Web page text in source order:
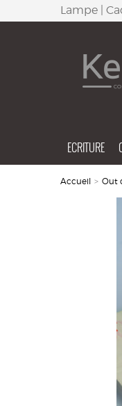
Lampe |
ECRITURE
Accueil > Out